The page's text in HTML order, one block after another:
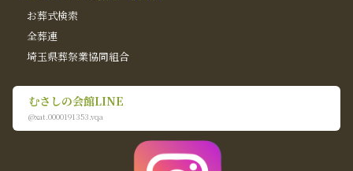
お葬式検索
全葬連
埼玉県葬祭業協同組合
むさしの会館LINE
@xat.0000191353.vqa